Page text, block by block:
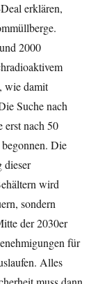
erklären,
2000
wie damit
Suche nach
erst nach 50
Die
dieser
wird
sondern
der 2030er
für
Alles